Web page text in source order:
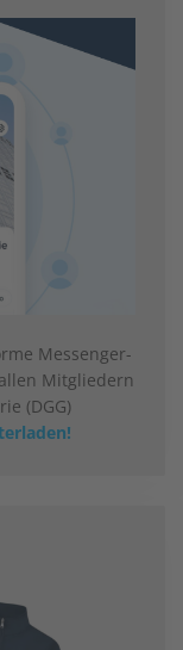
Messenger-
Mitgliedern
(DGG)